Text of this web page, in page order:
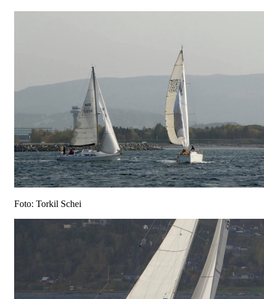
Foto: Torkil Schei